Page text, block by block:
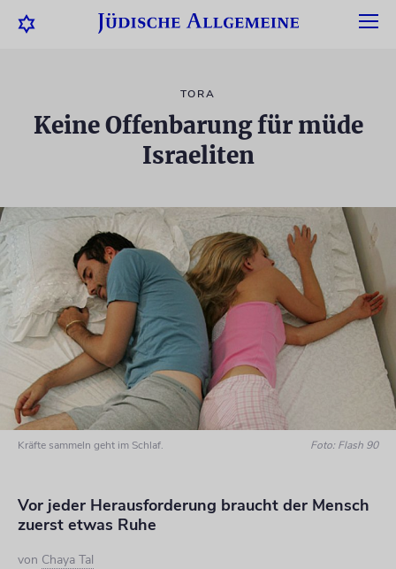
TORA
Keine Offenbarung für müde
Israeliten
Kräfte sammeln geht im Schlaf. Foto: Flash 90
Vor jeder Herausforderung braucht der Mensch
zuerst etwas Ruhe
von Chaya Tal